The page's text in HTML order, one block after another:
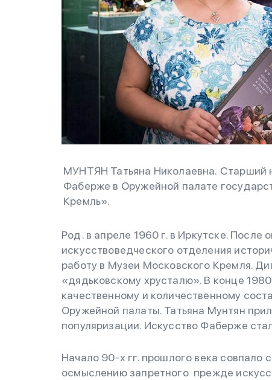
МУНТЯН Татьяна Николаевна. Старший
Фаберже в Оружейной палате
Кремль».
Род. в апреле 1960 г. в Иркутске.
искусствоведческого отделения
работу в Музеи Московского Кремля.
«дядьковскому хрусталю». В конце
качественному и количественному
Оружейной палаты. Татьяна Мунтян
популяризации. Искусство Фаберже
Начало 90-х гг. прошлого века совпало
осмыслению запретного прежде